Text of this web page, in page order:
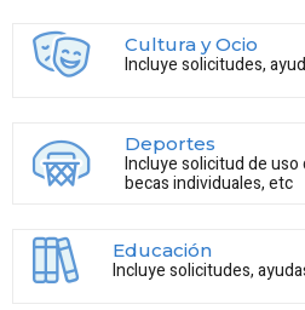
Cultura y Ocio
Incluye solicitudes,
Deportes
Incluye solicitud de
becas individuales, etc
Educación
Incluye solicitudes,